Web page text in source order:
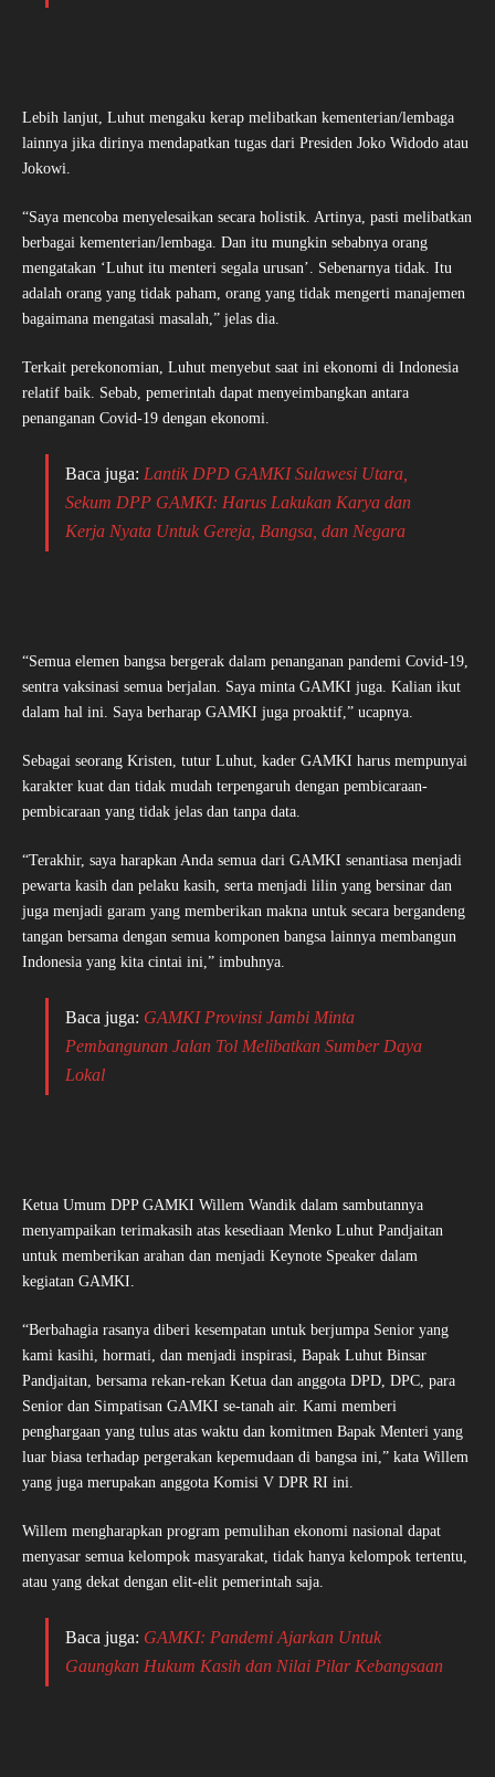
Lebih lanjut, Luhut mengaku kerap melibatkan kementerian/lembaga
lainnya jika dirinya mendapatkan tugas dari Presiden Joko Widodo atau
Jokowi.
“Saya mencoba menyelesaikan secara holistik. Artinya, pasti melibatkan
berbagai kementerian/lembaga. Dan itu mungkin sebabnya orang
mengatakan ‘Luhut itu menteri segala urusan’. Sebenarnya tidak. Itu
adalah orang yang tidak paham, orang yang tidak mengerti manajemen
bagaimana mengatasi masalah,” jelas dia.
Terkait perekonomian, Luhut menyebut saat ini ekonomi di Indonesia
relatif baik. Sebab, pemerintah dapat menyeimbangkan antara
penanganan Covid-19 dengan ekonomi.
Baca juga: Lantik DPD GAMKI Sulawesi Utara,
Sekum DPP GAMKI: Harus Lakukan Karya dan
Kerja Nyata Untuk Gereja, Bangsa, dan Negara
“Semua elemen bangsa bergerak dalam penanganan pandemi Covid-19,
sentra vaksinasi semua berjalan. Saya minta GAMKI juga. Kalian ikut
dalam hal ini. Saya berharap GAMKI juga proaktif,” ucapnya.
Sebagai seorang Kristen, tutur Luhut, kader GAMKI harus mempunyai
karakter kuat dan tidak mudah terpengaruh dengan pembicaraan-
pembicaraan yang tidak jelas dan tanpa data.
“Terakhir, saya harapkan Anda semua dari GAMKI senantiasa menjadi
pewarta kasih dan pelaku kasih, serta menjadi lilin yang bersinar dan
juga menjadi garam yang memberikan makna untuk secara bergandeng
tangan bersama dengan semua komponen bangsa lainnya membangun
Indonesia yang kita cintai ini,” imbuhnya.
Baca juga: GAMKI Provinsi Jambi Minta
Pembangunan Jalan Tol Melibatkan Sumber Daya
Lokal
Ketua Umum DPP GAMKI Willem Wandik dalam sambutannya
menyampaikan terimakasih atas kesediaan Menko Luhut Pandjaitan
untuk memberikan arahan dan menjadi Keynote Speaker dalam
kegiatan GAMKI.
“Berbahagia rasanya diberi kesempatan untuk berjumpa Senior yang
kami kasihi, hormati, dan menjadi inspirasi, Bapak Luhut Binsar
Pandjaitan, bersama rekan-rekan Ketua dan anggota DPD, DPC, para
Senior dan Simpatisan GAMKI se-tanah air. Kami memberi
penghargaan yang tulus atas waktu dan komitmen Bapak Menteri yang
luar biasa terhadap pergerakan kepemudaan di bangsa ini,” kata Willem
yang juga merupakan anggota Komisi V DPR RI ini.
Willem mengharapkan program pemulihan ekonomi nasional dapat
menyasar semua kelompok masyarakat, tidak hanya kelompok tertentu,
atau yang dekat dengan elit-elit pemerintah saja.
Baca juga: GAMKI: Pandemi Ajarkan Untuk
Gaungkan Hukum Kasih dan Nilai Pilar Kebangsaan